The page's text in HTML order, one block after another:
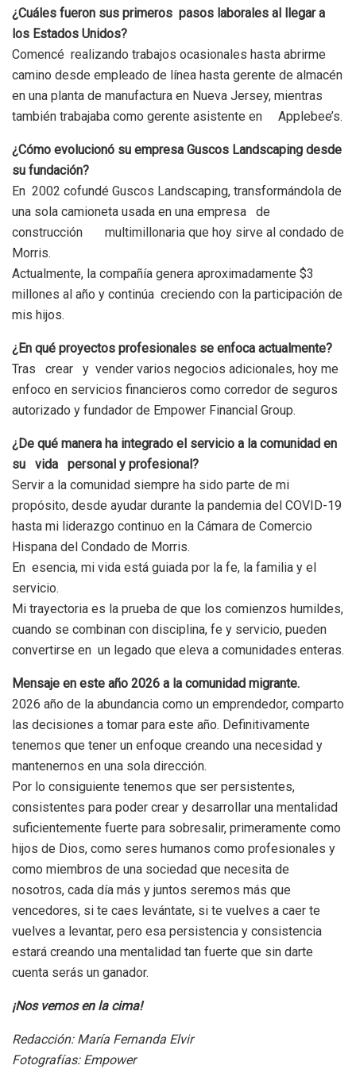
¿Cuáles fueron sus primeros pasos laborales al llegar a
los Estados Unidos?
Comencé realizando trabajos ocasionales hasta abrirme
camino desde empleado de línea hasta gerente de almacén
en una planta de manufactura en Nueva Jersey, mientras
también trabajaba como gerente asistente en Applebee’s.
¿Cómo evolucionó su empresa Guscos Landscaping desde
su fundación?
En 2002 cofundé Guscos Landscaping, transformándola de
una sola camioneta usada en una empresa de
construcción multimillonaria que hoy sirve al condado de
Morris.
Actualmente, la compañía genera aproximadamente $3
millones al año y continúa creciendo con la participación de
mis hijos.
¿En qué proyectos profesionales se enfoca actualmente?
Tras crear y vender varios negocios adicionales, hoy me
enfoco en servicios financieros como corredor de seguros
autorizado y fundador de Empower Financial Group.
¿De qué manera ha integrado el servicio a la comunidad en
su vida personal y profesional?
Servir a la comunidad siempre ha sido parte de mi
propósito, desde ayudar durante la pandemia del COVID-19
hasta mi liderazgo continuo en la Cámara de Comercio
Hispana del Condado de Morris.
En esencia, mi vida está guiada por la fe, la familia y el
servicio.
Mi trayectoria es la prueba de que los comienzos humildes,
cuando se combinan con disciplina, fe y servicio, pueden
convertirse en un legado que eleva a comunidades enteras.
Mensaje en este año 2026 a la comunidad migrante.
2026 año de la abundancia como un emprendedor, comparto
las decisiones a tomar para este año. Definitivamente
tenemos que tener un enfoque creando una necesidad y
mantenernos en una sola dirección.
Por lo consiguiente tenemos que ser persistentes,
consistentes para poder crear y desarrollar una mentalidad
suficientemente fuerte para sobresalir, primeramente como
hijos de Dios, como seres humanos como profesionales y
como miembros de una sociedad que necesita de
nosotros, cada día más y juntos seremos más que
vencedores, si te caes levántate, si te vuelves a caer te
vuelves a levantar, pero esa persistencia y consistencia
estará creando una mentalidad tan fuerte que sin darte
cuenta serás un ganador.
¡Nos vemos en la cima!
Redacción: María Fernanda Elvir
Fotografías: Empower